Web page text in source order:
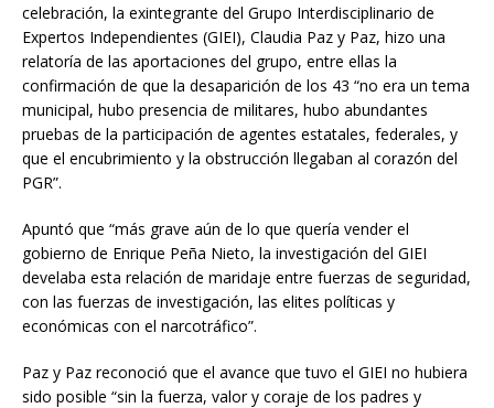
celebración, la exintegrante del Grupo Interdisciplinario de
Expertos Independientes (GIEI), Claudia Paz y Paz, hizo una
relatoría de las aportaciones del grupo, entre ellas la
confirmación de que la desaparición de los 43 “no era un tema
municipal, hubo presencia de militares, hubo abundantes
pruebas de la participación de agentes estatales, federales, y
que el encubrimiento y la obstrucción llegaban al corazón del
PGR”.
Apuntó que “más grave aún de lo que quería vender el
gobierno de Enrique Peña Nieto, la investigación del GIEI
develaba esta relación de maridaje entre fuerzas de seguridad,
con las fuerzas de investigación, las elites políticas y
económicas con el narcotráfico”.
Paz y Paz reconoció que el avance que tuvo el GIEI no hubiera
sido posible “sin la fuerza, valor y coraje de los padres y